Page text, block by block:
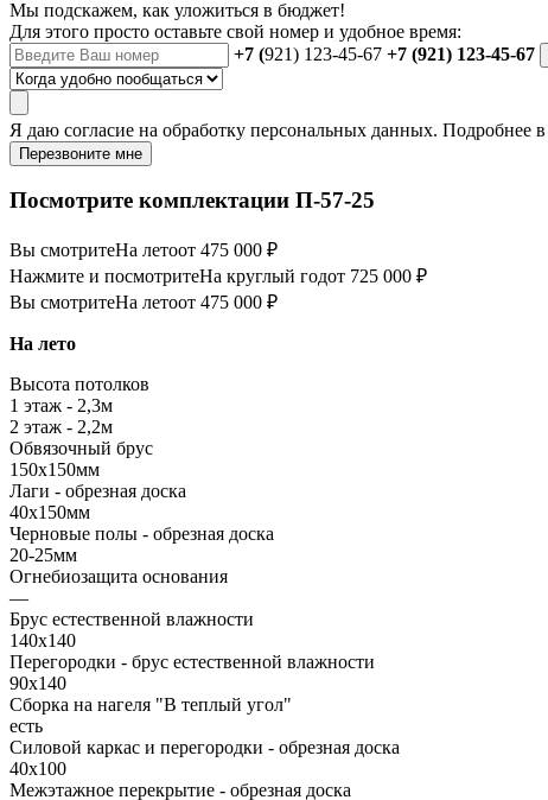
Мы подскажем, как уложиться в бюджет!
Для этого просто оставьте свой номер и удобное время:
+7 (921) 123-45-67 +7 (921) 123-45-67
Я даю согласие на обработку персональных данных. Подробнее в
Перезвоните мне
Посмотрите комплектации П-57-25
Вы смотритеНа летоот 475 000 ₽
Нажмите и посмотритеНа круглый годот 725 000 ₽
Вы смотритеНа летоот 475 000 ₽
На лето
Высота потолков
1 этаж - 2,3м
2 этаж - 2,2м
Обвязочный брус
150х150мм
Лаги - обрезная доска
40х150мм
Черновые полы - обрезная доска
20-25мм
Огнебиозащита основания
—
Брус естественной влажности
140х140
Перегородки - брус естественной влажности
90х140
Сборка на нагеля "В теплый угол"
есть
Силовой каркас и перегородки - обрезная доска
40х100
Межэтажное перекрытие - обрезная доска